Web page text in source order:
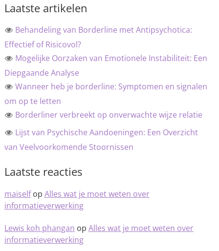
Laatste artikelen
Behandeling van Borderline met Antipsychotica:
Effectief of Risicovol?
Mogelijke Oorzaken van Emotionele Instabiliteit: Een
Diepgaande Analyse
Wanneer heb je borderline: Symptomen en signalen
om op te letten
Borderliner verbreekt op onverwachte wijze relatie
Lijst van Psychische Aandoeningen: Een Overzicht
van Veelvoorkomende Stoornissen
Laatste reacties
maiselfop Alles wat je moet weten over
informatieverwerking
Lewis koh phangan op Alles wat je moet weten over
informatieverwerking